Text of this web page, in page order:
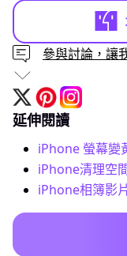
參與討論，讓
延伸閱讀
iPhone 螢幕變
iPhone清理空
iPhone相簿影